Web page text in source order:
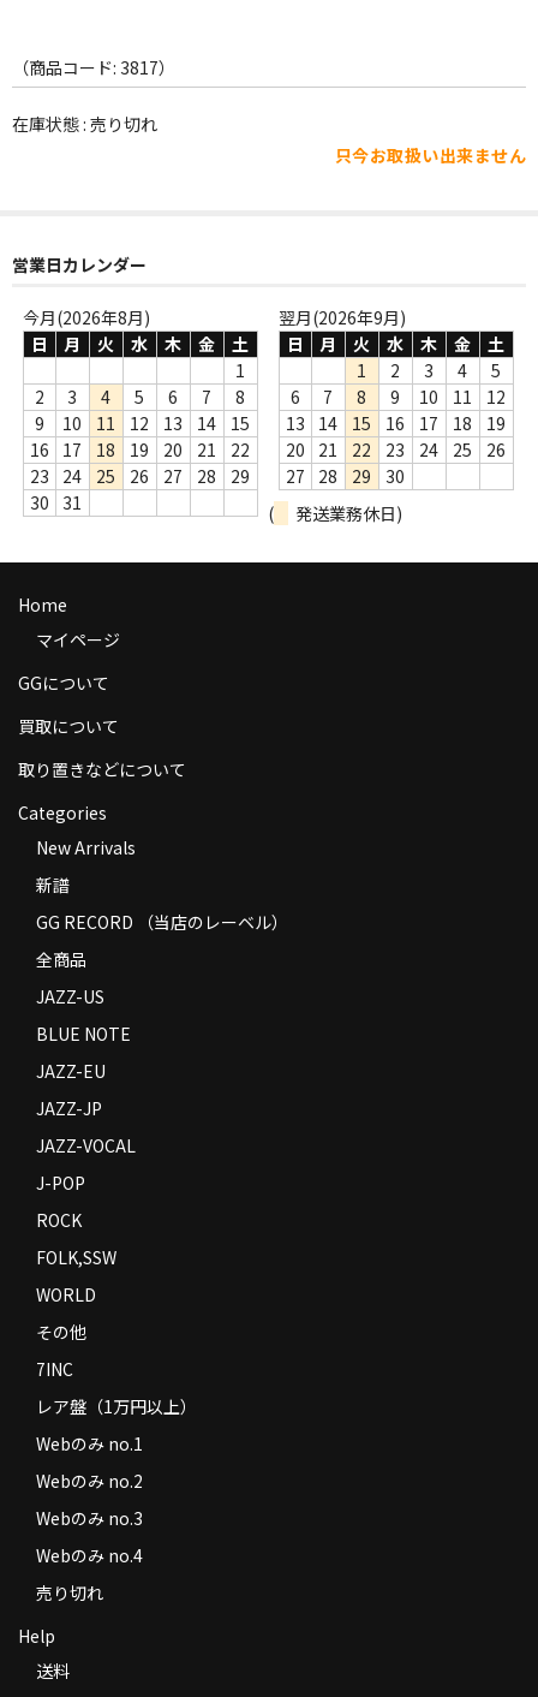
WORLD
その他
Webのみ no.2
Webのみ no.3
Webのみ no.4
売り切れ
商品の発送
お支払い方法
Privacy Policy
特定商取引法に基づく表示
（商品コード: 3817）
在庫状態 : 売り切れ
只今お取扱い出来ません
営業日カレンダー
今月(2026年8月)
日
月 火 水 木 金
土
1
2
3 4 5 6 7
8
9
10 11 12 13 14
15
16
17 18 19 20 21
22
23
24 25 26 27 28
29
30
31
翌月(2026年9月)
日
月 火 水 木 金
土
1
2 3 4
5
6
7 8 9 10 11
12
13
14 15 16 17 18
19
20
21 22 23 24 25
26
27
28 29
30
(
発送業務休日)
Home
マイページ
GGについて
買取について
取り置きなどについて
Categories
New Arrivals
新譜
GG RECORD （当店のレーベル）
全商品
JAZZ-US
BLUE NOTE
JAZZ-EU
JAZZ-JP
JAZZ-VOCAL
J-POP
ROCK
FOLK,SSW
WORLD
その他
7INC
レア盤（1万円以上）
Webのみ no.1
Webのみ no.2
Webのみ no.3
Webのみ no.4
売り切れ
Help
送料